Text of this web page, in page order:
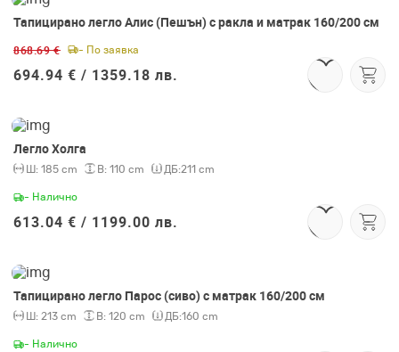
-20%
Тапицирано легло Алис (Пешън) с ракла и матрак 160/200 см
868.69 € - По заявка
694.94 € / 1359.18 лв.
Легло Холга
Ш: 185 cm В: 110 cm ДБ:211 cm
- Налично
613.04 € / 1199.00 лв.
Тапицирано легло Парос (сиво) с матрак 160/200 см
Ш: 213 cm В: 120 cm ДБ:160 cm
- Налично